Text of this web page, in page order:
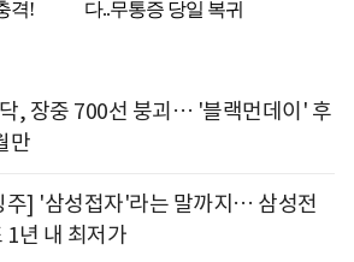
, 장중 700선 붕괴… '블랙먼데이' 후
만
주] '삼성접자'라는 말까지… 삼성전
1년 내 최저가